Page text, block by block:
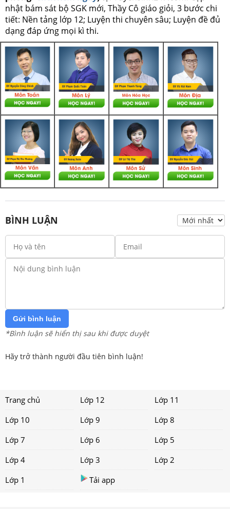
nhật bám sát bộ SGK mới, Thầy Cô giáo giỏi, 3 bước chi
tiết: Nền tảng lớp 12; Luyện thi chuyên sâu; Luyện đề đủ
dạng đáp ứng mọi kì thi.
BÌNH LUẬN
Gửi bình luận
*Bình luận sẽ hiển thị sau khi được duyệt
Hãy trở thành người đầu tiên bình luận!
Trang chủ Lớp 12
Lớp 11
Lớp 10
Lớp 9
Lớp 8
Lớp 7
Lớp 6
Lớp 5
Lớp 4
Lớp 3
Lớp 2
Lớp 1
Tải app